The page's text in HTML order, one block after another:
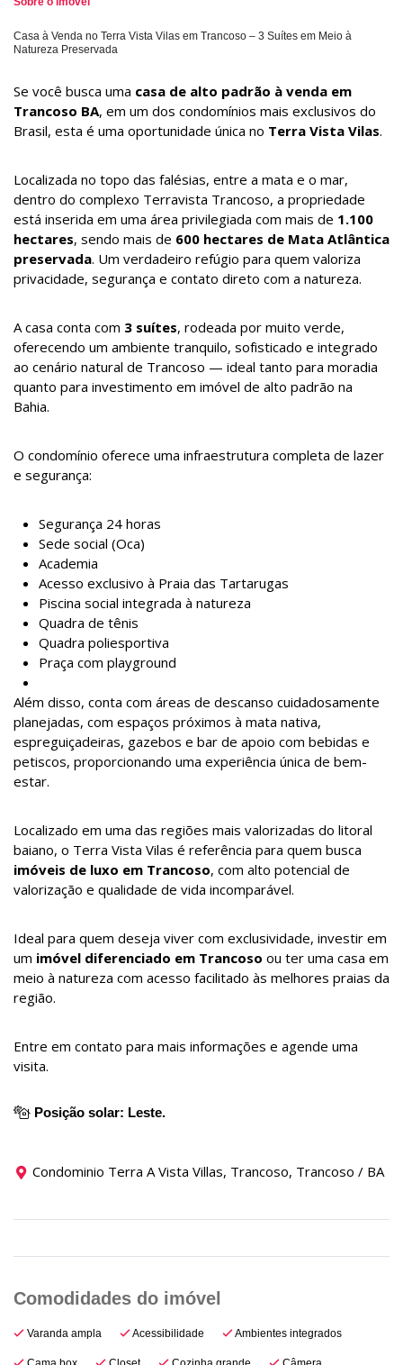
Casa à Venda no Terra Vista Vilas em Trancoso – 3 Suítes em Meio à
Natureza Preservada
Se você busca uma casa de alto padrão à venda em
Trancoso BA, em um dos condomínios mais exclusivos do
Brasil, esta é uma oportunidade única no Terra Vista Vilas.
Localizada no topo das falésias, entre a mata e o mar,
dentro do complexo Terravista Trancoso, a propriedade
está inserida em uma área privilegiada com mais de 1.100
hectares, sendo mais de 600 hectares de Mata Atlântica
preservada. Um verdadeiro refúgio para quem valoriza
privacidade, segurança e contato direto com a natureza.
A casa conta com 3 suítes, rodeada por muito verde,
oferecendo um ambiente tranquilo, sofisticado e integrado
ao cenário natural de Trancoso — ideal tanto para moradia
quanto para investimento em imóvel de alto padrão na
Bahia.
O condomínio oferece uma infraestrutura completa de lazer
e segurança:
Segurança 24 horas
Sede social (Oca)
Academia
Acesso exclusivo à Praia das Tartarugas
Piscina social integrada à natureza
Quadra de tênis
Quadra poliesportiva
Praça com playground
Além disso, conta com áreas de descanso cuidadosamente
planejadas, com espaços próximos à mata nativa,
espreguiçadeiras, gazebos e bar de apoio com bebidas e
petiscos, proporcionando uma experiência única de bem-
estar.
Localizado em uma das regiões mais valorizadas do litoral
baiano, o Terra Vista Vilas é referência para quem busca
imóveis de luxo em Trancoso, com alto potencial de
valorização e qualidade de vida incomparável.
Ideal para quem deseja viver com exclusividade, investir em
um imóvel diferenciado em Trancoso ou ter uma casa em
meio à natureza com acesso facilitado às melhores praias da
região.
Entre em contato para mais informações e agende uma
visita.
Posição solar: Leste.
Condominio Terra A Vista Villas, Trancoso, Trancoso / BA
Varanda ampla Acessibilidade Ambientes integrados